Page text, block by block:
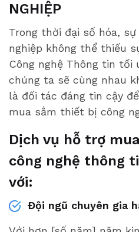
NGHIỆP
Trong thời đại số hóa,
nghiệp không thể thiếu
Công nghệ Thông tin tối
chúng ta sẽ cùng nhau
là đối tác đáng tin cậy
mua sắm thiết bị công
Dịch vụ hỗ trợ
công nghệ thông
với:
Đội ngũ chuyên gia